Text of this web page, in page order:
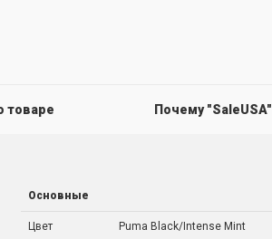
товаре Почему "SaleUSA"
Основные
Цвет Puma Black/Intense Mint